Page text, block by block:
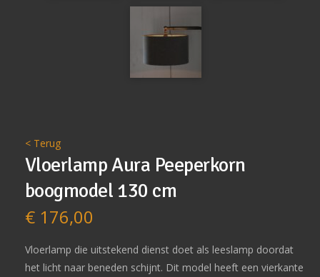
< Terug
Vloerlamp Aura Peeperkorn
boogmodel 130 cm
€176,00
Vloerlamp die uitstekend dienst doet als leeslamp doordat
het licht naar beneden schijnt. Dit model heeft een vierkante